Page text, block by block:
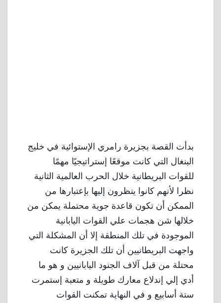
بدأت القصة بجزيرة رامري الإستوائية في خليج
البنغال التي كانت موقعًا إستراتيجيًا مهمًا
للقوات البريطانية خلال الحرب العالمية الثانية
نظرا لأنهم كانوا ينظرون إليها بإعتبارها من
الممكن أن تكون قاعدة جوية محتملة يمكن من
خلالها شن هجمات علي القوات اليابانية
الموجودة في تلك المنطقة إلا أن المشكلة التي
واجهت البريطانيين أن تلك الجزيرة كانت
محتلة من قبل آلاف الجنود اليابانيين و هو ما
أدي إلي إندلاع معارك طويلة و متعبة إستمرت
ستة أسابيع و في النهاية تمكنت القوات